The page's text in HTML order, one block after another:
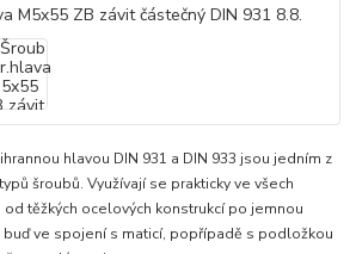
hlavou DIN 931 a DIN 933 jsou jedním z
šroubů. Využívají se prakticky ve všech
těžkých ocelových konstrukcí po jemnou
buď ve spojení s maticí, popřípadě s podložkou